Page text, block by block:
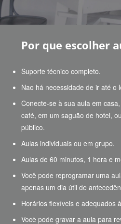
Por que escolher
Suporte técnico completo.
Nao há necessidade de ir até o
Conecte-se à sua aula em
café, em um saguão de hotel,
público.
Aulas individuais ou em grupo.
Aulas de 60 minutos, 1 hora e
Você pode reprogramar uma
apenas um dia útil de
Horários flexíveis e adequados
Vocè pode gravar a aula para